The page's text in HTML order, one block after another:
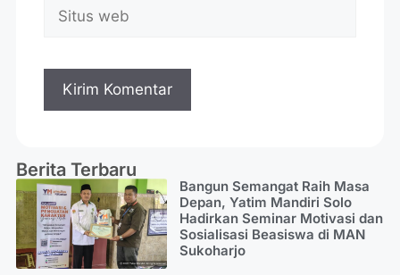
Berita Terbaru
Bangun Semangat Raih Masa
Depan, Yatim Mandiri Solo
Hadirkan Seminar Motivasi dan
Sosialisasi Beasiswa di MAN
Sukoharjo